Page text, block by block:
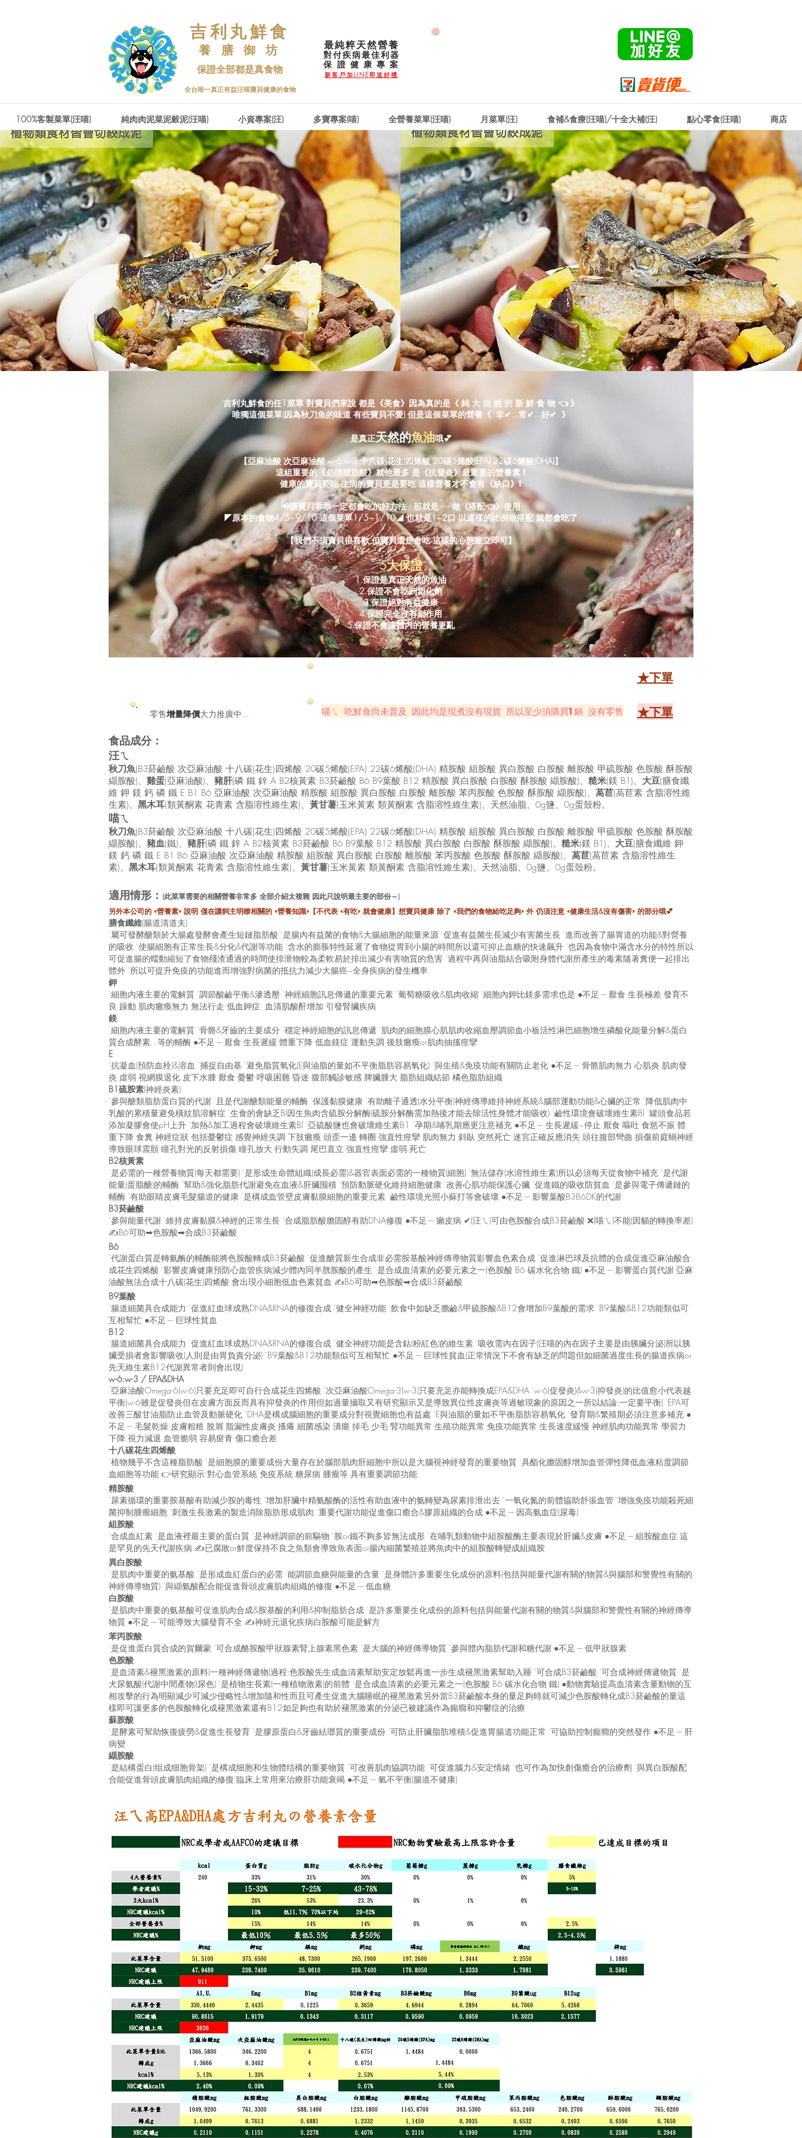
吉利丸鮮食
養 膳 御 坊
保證全部都是真食物
​全台唯一真正有益汪喵寶貝健康的食物
最純粹天然營養
對付疾病最佳利器
​保 證 健 康 專 案
新客戶加LINE即送好禮
100%客製菜單(汪喵) 純肉肉泥菜泥穀泥(汪喵) 小資專案(汪) 多寶專案(喵) 全營養菜單(汪喵) 月菜單(汪) 食補&食療(汪喵)/十全大補(汪) 點心零食(汪喵) 商店
吉利丸鮮食的任1菜單 對寶貝們來說 都是《美食》因為真的是《 純 大 自 然 的 新 鮮 食 物 👈 》
唯獨這個菜單(因為秋刀魚的味道 有些寶貝不愛) 但是這個菜單的營養《 非✔...常✔...好✔ 》
是真正天然的魚油哦💕
【亞麻油酸 次亞麻油酸 w-6:w-3 十八碳(花生)四烯酸 20碳5烯酸(EPA) 22碳6烯酸(DHA)】
這組重要的《必須脂肪酸》就他最多 是《抗發炎》最重要的營養素 ❗
健康的寶貝要吃 生病的寶貝更是要吃 這樣營養才不會有《缺口》❗
📢讓寶貝乖乖一定都會吃的好方法 : 那就是 - - - 做《搭配👈》使用
◤原本的食物4/5~9/10 這個菜單1/5~1/10◢ 也就是1~2口 以這樣的比例做搭配 就都會吃了
【我們不須寶貝很喜歡 但寶貝還是會吃 這樣的心態建立即可】
​​5大保證
1.保證是真正天然的魚油
2.保證不會吃到塑化劑
3.保證絕對有益健康
4.保證完全沒有副作用
5.保證不會讓體內的營養更亂
​零售增量降價大力推廣中...
★下單
喵ㄟ 吃鮮食尚未普及 因此均是現煮沒有現貨 所以至少須購買1鍋 沒有零售 ★下單
食品成分：
汪ㄟ
秋刀魚(B3菸鹼酸 次亞麻油酸 十八碳(花生)四烯酸 20碳5烯酸(EPA) 22碳6烯酸(DHA) 精胺酸 組胺酸 異白胺酸 白胺酸 離胺酸 甲硫胺酸 色胺酸 酥胺酸
纈胺酸)、 雞蛋(亞麻油酸)、 豬肝(磷 鐵 鋅 A B2核黃素 B3菸鹼酸 B6 B9葉酸 B12 精胺酸 異白胺酸 白胺酸 酥胺酸 纈胺酸)、 糙米(鎂 B1)、 大豆(膳食纖
維 鉀 鎂 鈣 磷 鐵 E B1 B6 亞麻油酸 次亞麻油酸 精胺酸 組胺酸 異白胺酸 白胺酸 離胺酸 苯丙胺酸 色胺酸 酥胺酸 纈胺酸)、 萵苣(萵苣素 含脂溶性維
生素)、 黑木耳(類黃酮素 花青素 含脂溶性維生素)、 黃甘薯(玉米黃素 類黃酮素 含脂溶性維生素)、天然油脂、0g鹽、0g蛋殼粉。
喵ㄟ
秋刀魚(B3菸鹼酸 次亞麻油酸 十八碳(花生)四烯酸 20碳5烯酸(EPA) 22碳6烯酸(DHA) 精胺酸 組胺酸 異白胺酸 白胺酸 離胺酸 甲硫胺酸 色胺酸 酥胺酸
纈胺酸)、 豬血(鐵)、 豬肝(磷 鐵 鋅 A B2核黃素 B3菸鹼酸 B6 B9葉酸 B12 精胺酸 異白胺酸 白胺酸 酥胺酸 纈胺酸)、 糙米(鎂 B1)、 大豆(膳食纖維 鉀
鎂 鈣 磷 鐵 E B1 B6 亞麻油酸 次亞麻油酸 精胺酸 組胺酸 異白胺酸 白胺酸 離胺酸 苯丙胺酸 色胺酸 酥胺酸 纈胺酸)、 萵苣(萵苣素 含脂溶性維生
素)、 黑木耳(類黃酮素 花青素 含脂溶性維生素)、 黃甘薯(玉米黃素 類黃酮素 含脂溶性維生素)、天然油脂、0g鹽、0g蛋殼粉。
適用情形： ​(​此菜單需要的相關營養非常多 全部介紹太複雜 因此只說明最主要的部份～)
另外本公司的 «營養素» 說明 僅在讓飼主明瞭相關的 «營養知識»【不代表 «有吃» 就會健康】想寶貝健康 除了 «我們的食物給吃足夠» 外 仍須注意 «健康生活&沒有傷害» 的部分哦💕
膳食纖維(腸道清道夫)
˙屬可發酵醣類於大腸處發酵會產生短鏈脂肪酸 ˙是腸內有益菌的食物&大腸細胞的能量來源 ˙促進有益菌生長減少有害菌生長 ˙進而改善了腸胃道的功能&對營養
的吸收 ˙使腸細胞有正常生長&分化&代謝等功能 ˙含水的膨脹特性延遲了食物從胃到小腸的時間所以還可抑止血糖的快速飆升 ˙也因為食物中滿含水分的特性所以
可促進腸的蠕動縮短了食物殘渣通過的時間使排泄物較為柔軟易於排出減少有害物質的危害 ˙過程中再與油脂結合吸附身體代謝所產生的毒素隨著糞便一起排出
體外 ˙所以可提升免疫的功能進而增強對病菌的抵抗力減少大腸癌~全身疾病的發生機率
鉀
˙細胞內液主要的電解質 ˙調節酸鹼平衡&滲透壓 ˙神經細胞訊息傳遞的重要元素 ˙葡萄糖吸收&肌肉收縮 ˙細胞內鉀比鎂多需求也是 ●不足 --- 厭食 生長極差 發育不
良 躁動 肌肉癱瘓無力 無法行走 低血鉀症 血清肌酸酐增加 引發腎臟疾病
鎂
˙細胞內液主要的電解質 ˙骨骼&牙齒的主要成分 ˙穩定神經細胞的訊息傳遞 ˙肌肉的細胞膜心肌肌肉收縮血壓調節血小板活性淋巴細胞增生磷酸化能量分解&蛋白
質合成酵素...等的輔酶 ●不足 --- 厭食 生長遲緩 體重下降 低血鎂症 運動失調 後肢癱瘓or肌肉抽搐痙攣
E
˙抗凝血(預防血栓)&溶血 ˙捕捉自由基 ˙避免脂質氧化(E與油脂的量如不平衡脂肪容易氧化) ˙與生殖&免疫功能有關防止老化 ●不足 --- 骨骼肌肉無力 心肌炎 肌肉發
炎 虛弱 視網膜退化 皮下水腫 厭食 憂鬱 呼吸困難 昏迷 腹部觸診敏感 脾臟腫大 脂肪組織結節 橘色脂肪組織
B1硫胺素(神經炎素)
˙參與醣類脂肪蛋白質的代謝 ˙且是代謝醣類能量的輔酶 ˙保護黏膜健康 ˙有助離子通透(水分平衡)神經傳導維持神經系統&腦部運動功能&心臟的正常 ˙降低肌肉中
乳酸的累積量避免橫紋肌溶解症 ˙生食的會缺乏Bl因生魚肉含硫胺分解酶(硫胺分解酶需加熱後才能去除活性身體才能吸收) ˙鹼性環境會破壞維生素Bl ˙罐頭食品若
添加凝膠會使pH上升 ˙加熱&加工過程會破壞維生素Bl ˙亞硫酸鹽也會破壞維生素B1 ˙孕期&哺乳期應更注意補充 ●不足 --- 生長遲緩~停止 厭食 嘔吐 食慾不振 體
重下降 食糞 神經症狀 包括憂鬱症 感覺神經失調 下肢癱瘓 頭歪一邊 轉圈 強直性痙攣 肌肉無力 斜臥 突然死亡 迷宮正確反應消失 頭往腹部彎曲 損傷前庭蝸神經
導致眼球震顫 瞳孔對光的反射損傷 瞳孔放大 行動失調 尾巴直立 強直性痙攣 虛弱 死亡
B2核黃素
˙是必需的一種營養物質(每天都需要) ˙是形成生命體組織(成長必需)&器官表面必需的一種物質(細胞) ˙無法儲存(水溶性維生素)所以必須每天從食物中補充 ˙是代謝
能量(蛋脂醣)的輔酶 ˙幫助&強化脂肪代謝避免在血液&肝臟囤積 ˙預防動脈硬化維持細胞健康 ˙改善心肌功能保護心臟 ˙促進鐵的吸收防貧血 ˙是參與電子傳遞鏈的
輔酶 ˙有助眼睛皮膚毛髮腸道的健康 ˙是構成血管壁皮膚黏膜細胞的重要元素 ˙鹼性環境光照小蘇打等會破壞 ●不足 --- 影響葉酸B3B6DK的代謝
B3菸鹼酸
˙參與能量代謝 ˙維持皮膚黏膜&神經的正常生長 ˙合成脂肪酸膽固醇有助DNA修復 ●不足 --- 癩皮病 ✔(汪ㄟ)可由色胺酸合成B3菸鹼酸 ❌(喵ㄟ)不能(因貓的轉換率差)
✍B6可助➡色胺酸➡合成B3菸鹼酸
B6
˙代謝蛋白質是轉氨酶的輔酶能將色胺酸轉成B3菸鹼酸 ˙促進醣質新生合成非必需胺基酸神經傳導物質影響血色素合成 ˙促進淋巴球及抗體的合成促進亞麻油酸合
成花生四烯酸 ˙影響皮膚健康預防心血管疾病減少體內同半胱胺酸的產生 ˙是合成血清素的必要元素之一(色胺酸 B6 碳水化合物 鐵) ●不足 --- 影響蛋白質代謝 亞麻
油酸無法合成十八碳(花生)四烯酸 會出現小細胞低血色素貧血 ✍B6可助➡色胺酸➡合成B3菸鹼酸
B9葉酸
˙腸道細菌具合成能力 ˙促進紅血球成熟DNA&RNA的修復合成 ˙健全神經功能 ˙飲食中如缺乏膽鹼&甲硫胺酸&B12會增加B9葉酸的需求 ˙B9葉酸&B12功能類似可
互相幫忙 ●不足 --- 巨球性貧血
B12
˙腸道細菌具合成能力 ˙促進紅血球成熟DNA&RNA的修復合成 ˙健全神經功能是含鈷(粉紅色)的維生素 ˙吸收需內在因子(汪喵的內在因子主要是由胰臟分泌)所以胰
臟受損者會影響吸收(人則是由胃負責分泌) ˙B9葉酸&B12功能類似可互相幫忙 ●不足 --- 巨球性貧血(正常情況下不會有缺乏的問題但如細菌過度生長的腸道疾病or
先天維生素B12代謝異常者則會出現)
w-6:w-3 / EPA&DHA
˙亞麻油酸Omega-6(w-6)只要充足即可自行合成花生四烯酸 ˙次亞麻油酸Omega-3(w-3)只要充足亦能轉換成EPA&DHA ˙w-6(促發炎)&w-3(抑發炎)的比值愈小代表越
平衡(w-6雖是促發炎但在皮膚方面反而具有抑發炎的作用但如過量攝取又有研究顯示又是導致異位性皮膚炎等過敏現象的原因之一所以結論:一定要平衡) ˙EPA可
改善三酸甘油脂防止血管及動脈硬化 ˙DHA是構成腦細胞的重要成分對視覺細胞也有益處 ˙E與油脂的量如不平衡脂肪容易氧化 ˙發育期&繁殖期必須注意多補充 ●
不足 --- 毛髮乾燥 皮膚粗糙 脫屑 脂漏性皮膚炎 搔癢 細菌感染 潰瘍 掉毛 少毛 腎功能異常 生殖功能異常 免疫功能異常 生長速度緩慢 神經肌肉功能異常 學習力
下降 視力減退 血管脆弱 容易瘀青 傷口癒合差
十八碳花生四烯酸
˙植物幾乎不含這種脂肪酸 ˙是細胞膜的重要成份大量存在於腦部肌肉肝細胞中所以是大腦視神經發育的重要物質 ˙具酯化膽固醇增加血管彈性降低血液粘度調節
血細胞等功能 👉研究顯示:對心血管系統 免疫系統 糖尿病 腫瘤等 具有重要調節功能
精胺酸
˙尿素循環的重要胺基酸有助減少胺的毒性 ˙增加肝臟中精氨酸酶的活性有助血液中的氨轉變為尿素排泄出去 ˙一氧化氮的前體協助舒張血管 ˙增強免疫功能殺死細
菌抑制腫瘤細胞 ˙刺激生長激素的製造消除脂肪形成肌肉 ˙重要代謝功能促進傷口癒合&膠原組織的合成 ●不足 --- 因高氨血症(尿毒)
組胺酸
˙合成血紅素 ˙是血液裡最主要的蛋白質 ˙是神經調節的前驅物 ˙胺or鐵不夠多皆無法成形 ˙在哺乳類動物中組胺酸酶主要表現於肝臟&皮膚 ●不足 --- 組胺酸血症 這
是罕見的先天代謝疾病 ✍已腐敗or鮮度保持不良之魚類會導致魚表面or腸內細菌繁殖並將魚肉中的組胺酸轉變成組織胺
異白胺酸
˙是肌肉中重要的氨基酸 ˙是形成血紅蛋白的必需 ˙能調節血糖與能量的含量 ˙是身體許多重要生化成份的原料(包括與能量代謝有關的物質&與腦部和警覺性有關的
神經傳導物質) ˙與纈氨酸配合能促進骨頭皮膚肌肉組織的修復 ●不足 --- 低血糖
白胺酸
˙是肌肉中重要的氨基酸可促進肌肉合成&胺基酸的利用&抑制脂肪合成 ˙是許多重要生化成份的原料包括與能量代謝有關的物質&與腦部和警覺性有關的神經傳導
物質 ●不足 --- 可能導致大腦發育不全 ✍神經元退化疾病白胺酸可能是解方
苯丙胺酸
˙是促進蛋白質合成的賀爾蒙 ˙可合成酪胺酸甲狀腺素腎上腺素黑色素 ˙是大腦的神經傳導物質 ˙參與體內脂肪代謝和糖代謝 ●不足 --- 低甲狀腺素
色胺酸
˙是血清素&褪黑激素的原料(一種神經傳遞物)過程:色胺酸先生成血清素幫助安定放鬆再進一步生成褪黑激素幫助入睡 ˙可合成B3菸鹼酸 ˙可合成神經傳遞物質 ˙是
犬尿氨酸(代謝中間產物)(尿色) ˙是植物生長素(一種植物激素)的前體 ˙是合成血清素的必要元素之一(色胺酸 B6 碳水化合物 鐵) ●動物實驗提高血清素含量動物的互
相攻擊的行為明顯減少可減少侵略性&增加隨和性而且可產生促進大腦睡眠的褪黑激素另外當B3菸鹼酸本身的量足夠時就可減少色胺酸轉化成B3菸鹼酸的量這
樣即可讓更多的色胺酸轉化成褪黑激素還有B12如足夠也有助於褪黑激素的分泌已被建議作為癲癇和抑鬱症的治療
蘇胺酸
˙是酵素可幫助恢復疲勞&促進生長發育 ˙是膠原蛋白&牙齒紶瑯質的重要成份 ˙可防止肝臟脂肪堆積&促進胃腸道功能正常 ˙可協助控制癲癇的突然發作 ●不足 --- 肝
病變
纈胺酸
˙是結構蛋白(组成细胞骨架) ˙是構成细胞和生物體结構的重要物質 ˙可改善肌肉協調功能 ˙可促進腦力&安定情緒 ˙也可作為加快創傷癒合的治療劑 ˙與異白胺酸配
合能促進骨頭皮膚肌肉組織的修復˙臨床上常用來治療肝功能衰竭 ●不足 --- 氫不平衡(腸道不健康)